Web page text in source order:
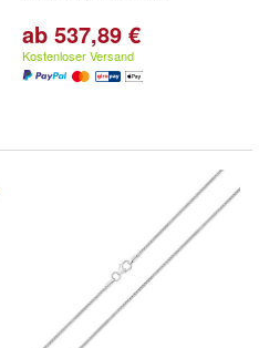
ab 537,89 €
Kostenloser Versand